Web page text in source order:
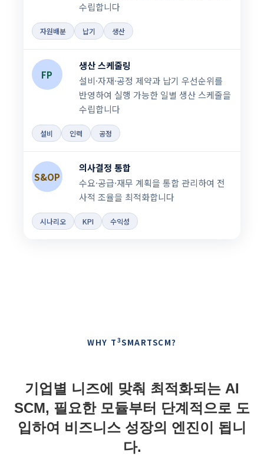
수립합니다
자원배분 납기 생산
FP
생산 스케줄링
설비·자재·공정 제약과 납기 우선순위를
반영하여 실행 가능한 일별 생산 스케줄을
수립합니다
설비 인력 공정
S&OP
의사결정 통합
수요·공급·재무 계획을 통합 관리하여 전
사적 조율을 최적화합니다
시나리오 KPI 수익성
WHY T 3SMARTSCM?
기업별 니즈에 맞춰 최적화되는 AI
SCM, 필요한 모듈부터 단계적으로 도
입하여 비즈니스 성장의 엔진이 됩니
다.